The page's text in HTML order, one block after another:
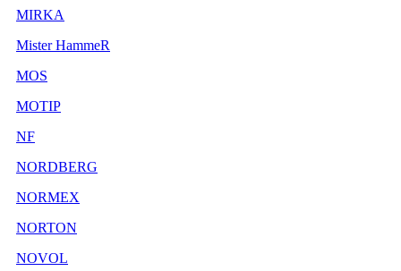
MIRKA
Mister HammeR
MOS
MOTIP
NF
NORDBERG
NORMEX
NORTON
NOVOL